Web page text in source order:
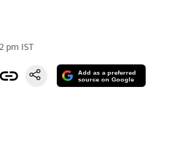
pm IST
Add as a preferred
source on Google